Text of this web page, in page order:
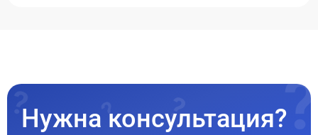
Нужна консультация?